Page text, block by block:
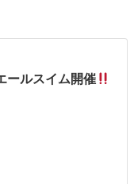
ールスイム開催